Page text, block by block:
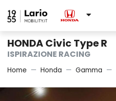
HONDA Civic Type R
ISPIRAZIONE RACING
Home Honda Gamma